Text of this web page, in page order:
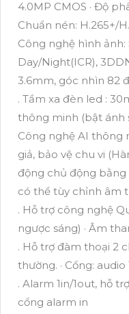
4.0MP CMOS · Độ
Chuẩn nén: H.265+/
Công nghệ hình ảnh:
Day/Night(ICR),
3.6mm, góc nhìn 82
. Tầm xa đèn led :
thông minh (bật ánh
Công nghệ AI thông
giả, bảo vệ chu vi
động chủ động bằng
có thể tùy chỉnh âm
. Hỗ trợ công nghệ
ngược sáng) · Âm
. Hỗ trợ đàm thoại 2
thường. · Cổng: audio
. Alarm 1in/1out, hỗ
cổng alarm in